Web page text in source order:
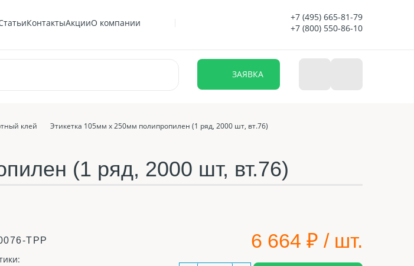
КонтактыАкцииО компании
+7 (495) 665-81-79
+7 (800) 550-86-10
ЗАЯВКА
клей Этикетка 105мм х 250мм полипропилен (1 ряд, 2000 шт, вт.76)
(1 ряд, 2000 шт, вт.76)
TPP 6 664 ₽ / шт.